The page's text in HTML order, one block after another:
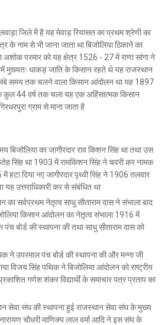
जिले में है यह मेवाड़ रियासत का प्रथम श्रेणी का
के नाम से भी जाना जाता था बिजोलिया ठिकाने का
परमार को यह क्षेत्र 1526 - 27 में राणा सांगा ने
मुख्यतः धाकड़ जाति के किसान रहते थे यह राजस्थान
समय तक चलने वाला किसान आंदोलन था यह 1897
44 वर्ष तक चला यह एक अहिंसात्मक किसान
ग्राम से माना जाता है
का जागीरदार राव किशन सिंह था तथा उस
सिंह था 1903 में रामकिशन सिंह ने चवरी कर नामक
हटा दिया नए जागीरदार पृथ्वी सिंह ने 1906 तलवार
यह उत्तराधिकारी कर से संबंधित था
का सर्वप्रथम नेतृत्व साधु सीताराम दास ने संभाला बाद
किसान आंदोलन का नेतृत्व संभाला 1916 में
बोर्ड की स्थापना की तथा साधु सीताराम दास को
ने उपरमाल पंच बोर्ड की स्थापना की और मन्ना जी
विजय सिंह पथिक ने बिजोलिया आंदोलन को राष्ट्रीय
गणेश शंकर विद्यार्थी के समाचार पत्र प्रताप का
सेवा संघ की स्थापना हुई राजस्थान सेवा संघ के मुख्य
चौधरी माणिक्य लाल वर्मा आदि ने इस संघ के